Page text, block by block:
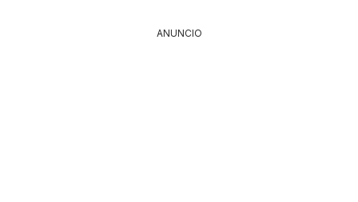
ANUNCIO